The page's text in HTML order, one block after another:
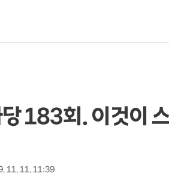
183회. 이것이
11. 11. 11:39